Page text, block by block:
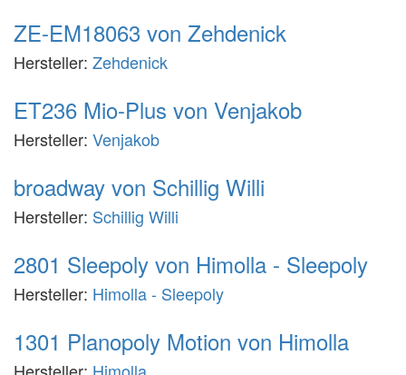
ZE-EM18063 von Zehdenick
Hersteller: Zehdenick
ET236 Mio-Plus von Venjakob
Hersteller: Venjakob
broadway von Schillig Willi
Hersteller: Schillig Willi
2801 Sleepoly von Himolla - Sleepoly
Hersteller: Himolla - Sleepoly
1301 Planopoly Motion von Himolla